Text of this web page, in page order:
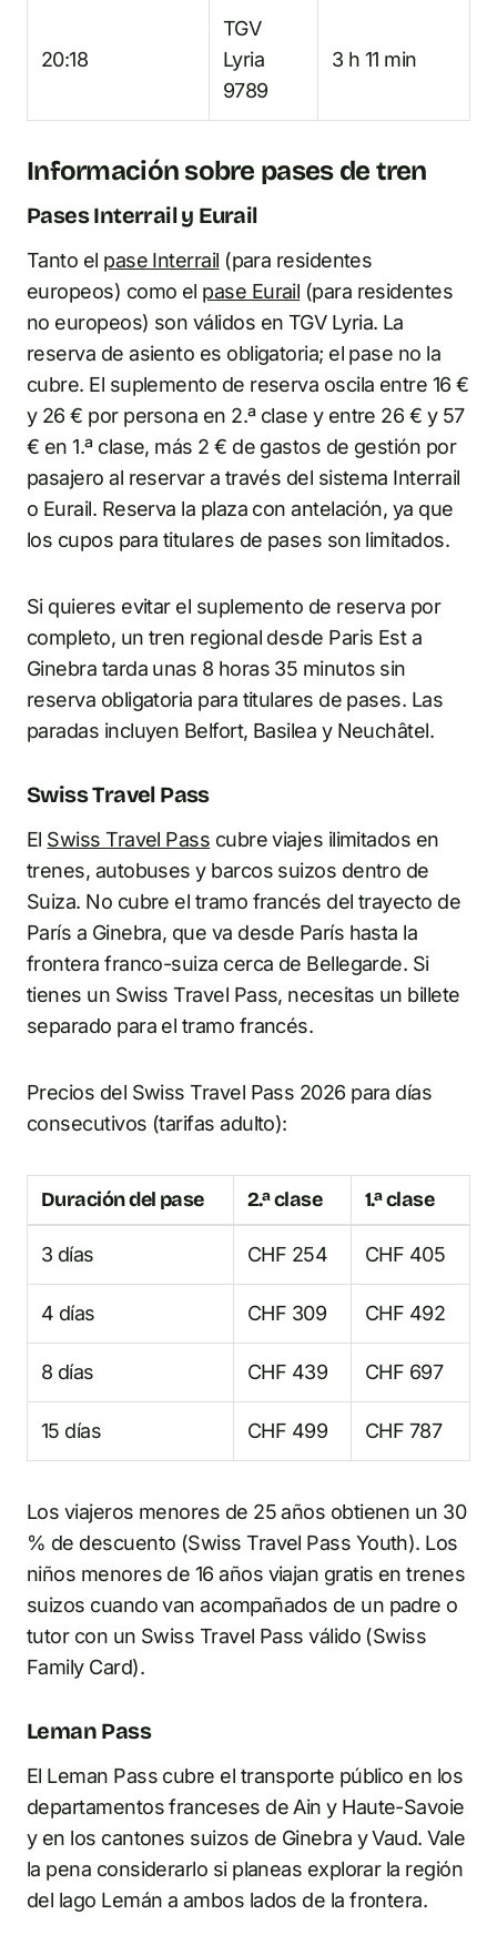
20:18
TGV
Lyria
9789
3 h 11 min
Información sobre pases de tren
Pases Interrail y Eurail
Tanto el pase Interrail (para residentes
europeos) como el pase Eurail (para residentes
no europeos) son válidos en TGV Lyria. La
reserva de asiento es obligatoria; el pase no la
cubre. El suplemento de reserva oscila entre 16 €
y 26 € por persona en 2.ª clase y entre 26 € y 57
€ en 1.ª clase, más 2 € de gastos de gestión por
pasajero al reservar a través del sistema Interrail
o Eurail. Reserva la plaza con antelación, ya que
los cupos para titulares de pases son limitados.
Si quieres evitar el suplemento de reserva por
completo, un tren regional desde Paris Est a
Ginebra tarda unas 8 horas 35 minutos sin
reserva obligatoria para titulares de pases. Las
paradas incluyen Belfort, Basilea y Neuchâtel.
Swiss Travel Pass
El Swiss Travel Pass cubre viajes ilimitados en
trenes, autobuses y barcos suizos dentro de
Suiza. No cubre el tramo francés del trayecto de
París a Ginebra, que va desde París hasta la
frontera franco-suiza cerca de Bellegarde. Si
tienes un Swiss Travel Pass, necesitas un billete
separado para el tramo francés.
Precios del Swiss Travel Pass 2026 para días
consecutivos (tarifas adulto):
Duración del pase 2.ª clase 1.ª clase
3 días CHF 254 CHF 405
4 días CHF 309 CHF 492
8 días CHF 439 CHF 697
15 días CHF 499 CHF 787
Los viajeros menores de 25 años obtienen un 30
% de descuento (Swiss Travel Pass Youth). Los
niños menores de 16 años viajan gratis en trenes
suizos cuando van acompañados de un padre o
tutor con un Swiss Travel Pass válido (Swiss
Family Card).
Leman Pass
El Leman Pass cubre el transporte público en los
departamentos franceses de Ain y Haute-Savoie
y en los cantones suizos de Ginebra y Vaud. Vale
la pena considerarlo si planeas explorar la región
del lago Lemán a ambos lados de la frontera.